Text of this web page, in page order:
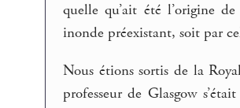
quelle qu’ait été l’origine
inonde préexistant, soit par
Nous étions sortis de la
professeur de Glasgow